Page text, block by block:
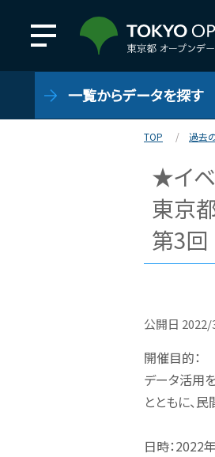
一覧からデータを探す
TOP 過去
★イ
東京
第3回
公開日
開催目的：
データ活用
とともに、
日時：2022